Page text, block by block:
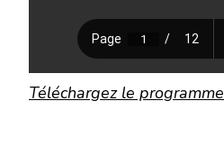
Téléchargez le